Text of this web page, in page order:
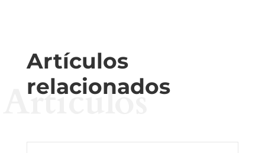
Artículos
relacionados
Artículos